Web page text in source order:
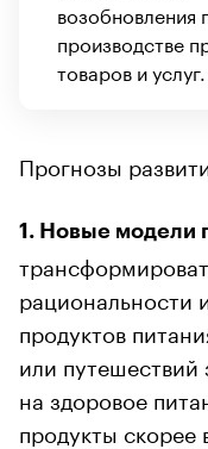
возобновления
производстве
товаров и услуг.
Прогнозы
1. Новые модели
рациональности
продуктов
или путешествий
на здоровое
продукты скорее